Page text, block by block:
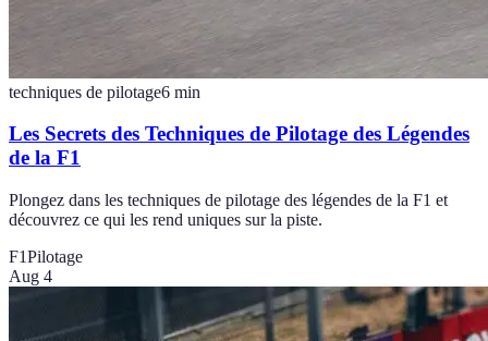
techniques de pilotage6 min
Les Secrets des Techniques de Pilotage des Légendes
de la F1
Plongez dans les techniques de pilotage des légendes de la F1 et
découvrez ce qui les rend uniques sur la piste.
F1Pilotage
Aug 4